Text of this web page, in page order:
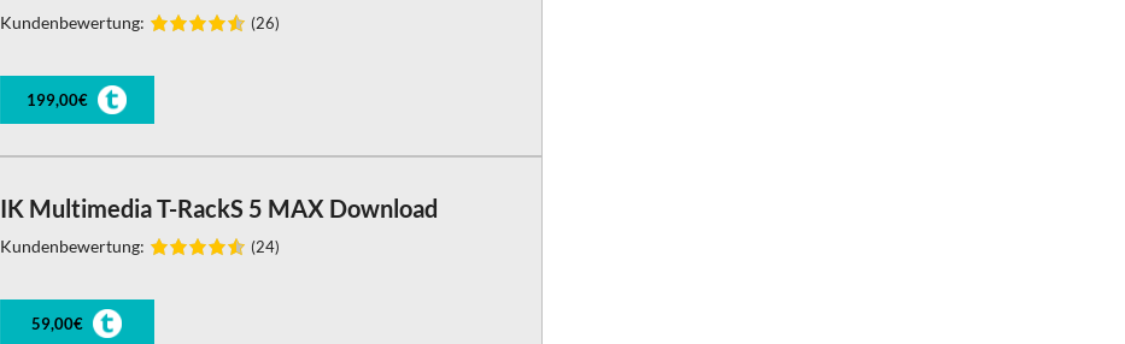
Kundenbewertung: (26)
199,00€
IK Multimedia T-RackS 5 MAX Download
Kundenbewertung: (24)
59,00€